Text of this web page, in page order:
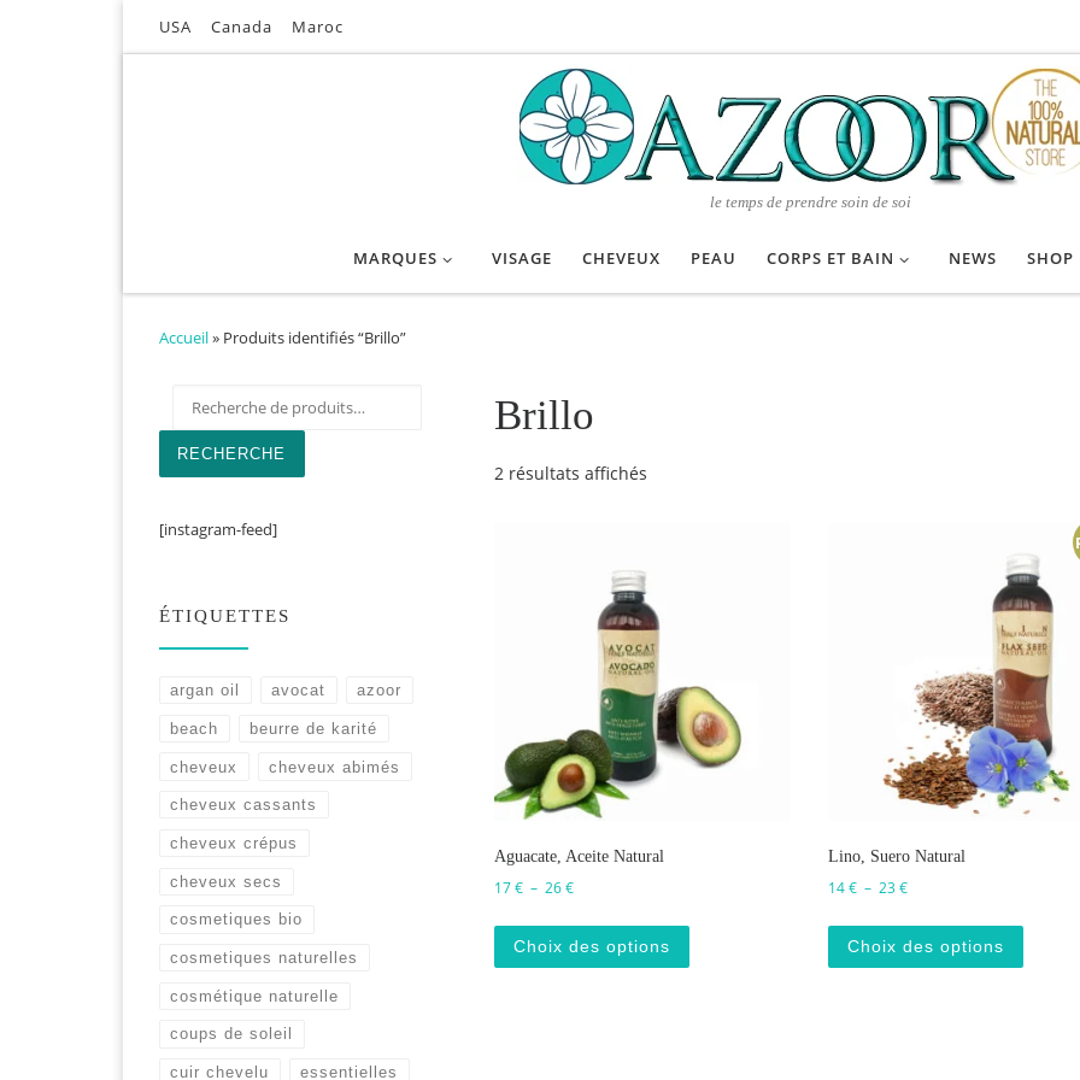
Passer au contenu
USA Canada Maroc
le temps de prendre soin de soi
MARQUES VISAGE CHEVEUX PEAU CORPS ET BAIN NEWS SHOP
Accueil» Produits identifiés “Brillo”
Brillo
2 résultats affichésTrié du plus récent au plus ancien
Aguacate, Aceite Natural
17€ – 26€Plage de prix : 17 € à 26 €
Choix des options
Lino, Suero Natural
14€ – 23€Plage de prix : 14 € à 23 €
Choix des options
RECHERCHE
[instagram-feed]
ÉTIQUETTES
argan oil avocat azoor
beach beurre de karité
cheveux cheveux abimés
cheveux cassants
cheveux crépus
cheveux secs
cosmetiques bio
cosmetiques naturelles
cosmétique naturelle
coups de soleil
cuir chevelu essentielles